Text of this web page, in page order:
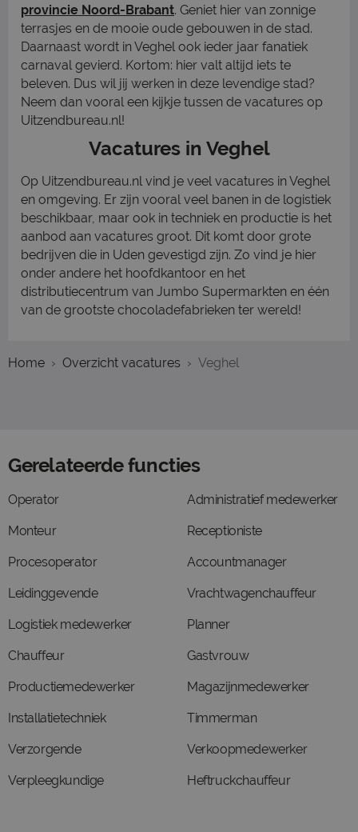
provincie Noord-Brabant. Geniet hier van zonnige
terrasjes en de mooie oude gebouwen in de stad.
Daarnaast wordt in Veghel ook ieder jaar fanatiek
carnaval gevierd. Kortom: hier valt altijd iets te
beleven. Dus wil jij werken in deze levendige stad?
Neem dan vooral een kijkje tussen de vacatures op
Uitzendbureau.nl!
Vacatures in Veghel
Op Uitzendbureau.nl vind je veel vacatures in Veghel
en omgeving. Er zijn vooral veel banen in de logistiek
beschikbaar, maar ook in techniek en productie is het
aanbod aan vacatures groot. Dit komt door grote
bedrijven die in Uden gevestigd zijn. Zo vind je hier
onder andere het hoofdkantoor en het
distributiecentrum van Jumbo Supermarkten en één
van de grootste chocoladefabrieken ter wereld!
Home Overzicht vacatures Veghel
Gerelateerde functies
Operator
Monteur
Procesoperator
Leidinggevende
Logistiek medewerker
Chauffeur
Productiemedewerker
Installatietechniek
Verzorgende
Verpleegkundige
Administratief medewerker
Receptioniste
Accountmanager
Vrachtwagenchauffeur
Planner
Gastvrouw
Magazijnmedewerker
Timmerman
Verkoopmedewerker
Heftruckchauffeur